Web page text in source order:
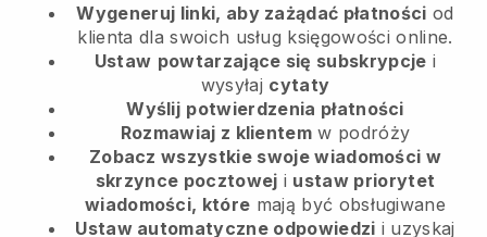
Wygeneruj linki, aby zażądać płatności od
klientadla swoich usług księgowości online.
Ustaw powtarzające się subskrypcje i
wysyłaj cytaty
Wyślij potwierdzenia płatności
Rozmawiaj z klientem w podróży
Zobacz wszystkie swoje wiadomości w
skrzynce pocztowej i ustaw priorytet
wiadomości, które mają być obsługiwane
Ustaw automatyczne odpowiedzi i uzyskaj